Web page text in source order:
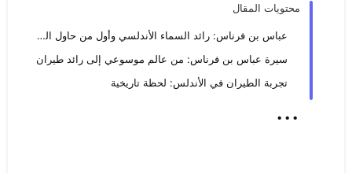
محتويات المقال
عباس بن فرناس: رائد السماء الأندلسي وأول من حاول الطيران
سيرة عباس بن فرناس: من عالم موسوعي إلى رائد طيران
تجربة الطيران في الأندلس: لحظة تاريخية
...